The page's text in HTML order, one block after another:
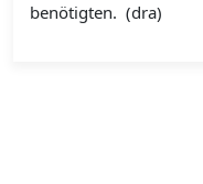
benötigten. (dra)